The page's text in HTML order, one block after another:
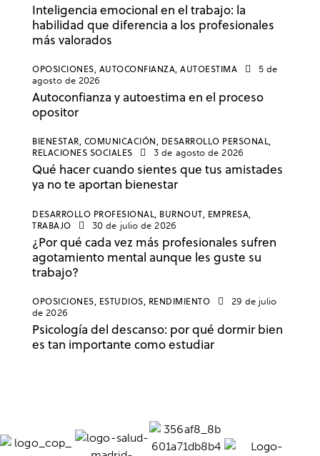
Inteligencia emocional en el trabajo: la
habilidad que diferencia a los profesionales
más valorados
OPOSICIONES, AUTOCONFIANZA, AUTOESTIMA
5 de
agosto de 2026
Autoconfianza y autoestima en el proceso
opositor
BIENESTAR, COMUNICACIÓN, DESARROLLO PERSONAL,
RELACIONES SOCIALES
3 de agosto de 2026
Qué hacer cuando sientes que tus amistades
ya no te aportan bienestar
DESARROLLO PROFESIONAL, BURNOUT, EMPRESA,
TRABAJO
30 de julio de 2026
¿Por qué cada vez más profesionales sufren
agotamiento mental aunque les guste su
trabajo?
OPOSICIONES, ESTUDIOS, RENDIMIENTO
29 de julio
de 2026
Psicología del descanso: por qué dormir bien
es tan importante como estudiar